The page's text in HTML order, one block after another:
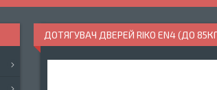
ДОТЯГУВАЧ ДВЕРЕЙ RIKO EN4 (ДО